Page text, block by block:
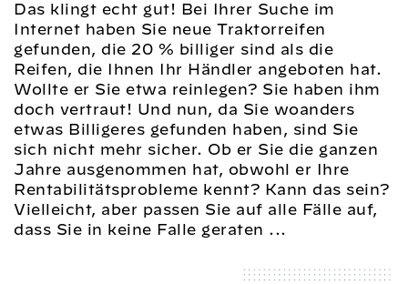
Das klingt echt gut! Bei Ihrer Suche im
Internet haben Sie neue Traktorreifen
gefunden, die 20 % billiger sind als die
Reifen, die Ihnen Ihr Händler angeboten hat.
Wollte er Sie etwa reinlegen? Sie haben ihm
doch vertraut! Und nun, da Sie woanders
etwas Billigeres gefunden haben, sind Sie
sich nicht mehr sicher. Ob er Sie die ganzen
Jahre ausgenommen hat, obwohl er Ihre
Rentabilitätsprobleme kennt? Kann das sein?
Vielleicht, aber passen Sie auf alle Fälle auf,
dass Sie in keine Falle geraten ...